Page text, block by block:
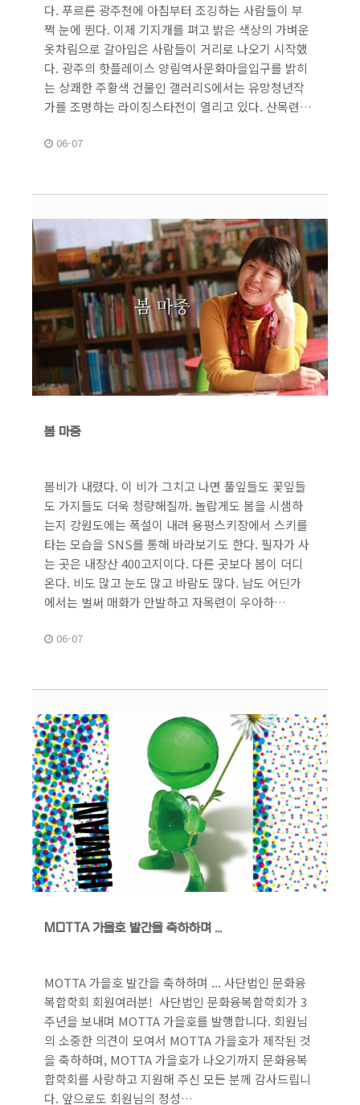
다. 푸르른 광주천에 아침부터 조깅하는 사람들이 부
쩍 눈에 뛴다. 이제 기지개를 펴고 밝은 색상의 가벼운
옷차림으로 갈아입은 사람들이 거리로 나오기 시작했
다. 광주의 핫플레이스 양림역사문화마을입구를 밝히
는 상쾌한 주황색 건물인 갤러리S에서는 유망청년작
가를 조명하는 라이징스타전이 열리고 있다. 산목련…
06-07
봄 마중
봄비가 내렸다. 이 비가 그치고 나면 풀잎들도 꽃잎들
도 가지들도 더욱 청량해질까. 놀랍게도 봄을 시샘하
는지 강원도에는 폭설이 내려 용평스키장에서 스키를
타는 모습을 SNS를 통해 바라보기도 한다. 필자가 사
는 곳은 내장산 400고지이다. 다른 곳보다 봄이 더디
온다. 비도 많고 눈도 많고 바람도 많다. 남도 어딘가
에서는 벌써 매화가 만발하고 자목련이 우아하…
06-07
MOTTA 가을호 발간을 축하하며 ...
MOTTA 가을호 발간을 축하하며 ... 사단법인 문화융
복합학회 회원여러분! 사단법인 문화융복합학회가 3
주년을 보내며 MOTTA 가을호를 발행합니다. 회원님
의 소중한 의견이 모여서 MOTTA 가을호가 제작된 것
을 축하하며, MOTTA 가을호가 나오기까지 문화융복
합학회를 사랑하고 지원해 주신 모든 분께 감사드립니
다. 앞으로도 회원님의 정성…